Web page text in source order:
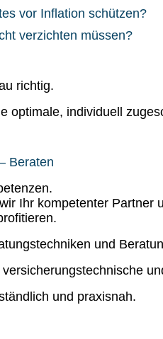
vor Inflation schützen?
verzichten müssen?
richtig.
optimale, individuell
Beraten
Ihr kompetenter Partner
und
und praxisnah.